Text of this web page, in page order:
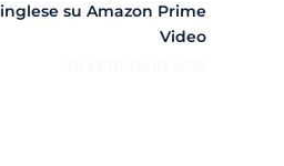
inglese su Amazon Prime
Video